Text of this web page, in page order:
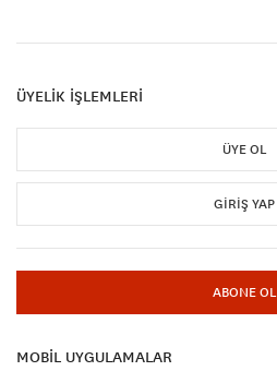
ÜYELİK İŞLEMLERİ
ÜYE OL
GIRIŞ YAP
ABONE OL
MOBİL UYGULAMALAR